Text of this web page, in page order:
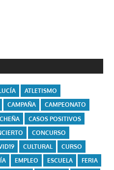
ATLETISMO
CAMPAÑA
CAMPEONATO
CASOS POSITIVOS
CONCURSO
CULTURAL
CURSO
EMPLEO ESCUELA
FERIA